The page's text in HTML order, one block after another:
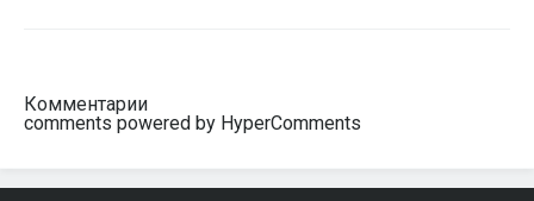
Комментарии
comments powered by HyperComments